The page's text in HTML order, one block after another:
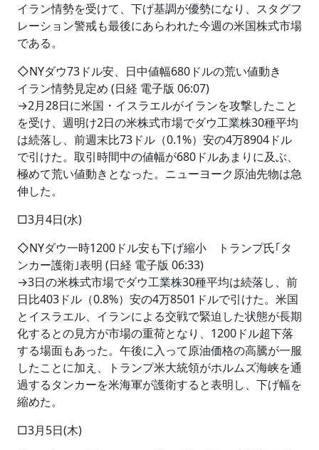
イラン情勢を受けて、下げ基調が優勢になり、スタグフ
レーション警戒も最後にあらわれた今週の米国株式市場
である。
◇NYダウ73ドル安、日中値幅680ドルの荒い値動き
イラン情勢見定め (日経 電子版 06:07)
→2月28日に米国・イスラエルがイランを攻撃したこと
を受け、週明け2日の米株式市場でダウ工業株30種平均
は続落し、前週末比73ドル（0.1%）安の4万8904ドル
で引けた。取引時間中の値幅が680ドルあまりに及ぶ、
極めて荒い値動きとなった。ニューヨーク原油先物は急
伸した。
□3月4日(水)
◇NYダウ一時1200ドル安も下げ縮小 トランプ氏｢タ
ンカー護衛｣表明 (日経 電子版 06:33)
→3日の米株式市場でダウ工業株30種平均は続落し、前
日比403ドル（0.8%）安の4万8501ドルで引けた。米国
とイスラエル、イランによる交戦で緊迫した状態が長期
化するとの見方が市場の重荷となり、1200ドル超下落
する場面もあった。午後に入って原油価格の高騰が一服
したことに加え、トランプ米大統領がホルムズ海峡を通
過するタンカーを米海軍が護衛すると表明し、下げ幅を
縮めた。
□3月5日(木)